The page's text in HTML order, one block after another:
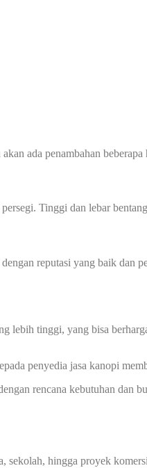
ada penambahan
Tinggi dan lebar
reputasi yang baik dan
lebih tinggi, yang bisa
penyedia jasa kanopi
rencana kebutuhan dan
sekolah, hingga proyek